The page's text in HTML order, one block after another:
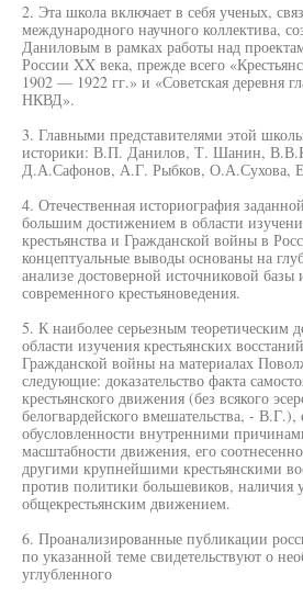
2. Эта школа включает в себя ученых,
международного научного коллектива,
Даниловым в рамках работы над
России XX века, прежде всего
1902 — 1922 гг.» и «Советская
НКВД».
3. Главными представителями этой
историки: В.П. Данилов, Т. Шанин,
Д.А.Сафонов, А.Г. Рыбков, О.А.Сухова,
4. Отечественная историография
большим достижением в области
крестьянства и Гражданской войны в
концептуальные выводы основаны на
анализе достоверной источниковой базы
современного крестьяноведения.
5. К наиболее серьезным теоретическим
области изучения крестьянских
Гражданской войны на материалах
следующие: доказательство факта
крестьянского движения (без всякого
белогвардейского вмешательства, - В.Г.),
обусловленности внутренними
масштабности движения, его
другими крупнейшими крестьянскими
против политики большевиков, наличия
общекрестьянским движением.
6. Проанализированные публикации
по указанной теме свидетельствуют о
углубленного